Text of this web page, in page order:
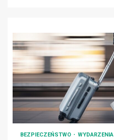
BEZPIECZEŃSTWO WYDARZENIA